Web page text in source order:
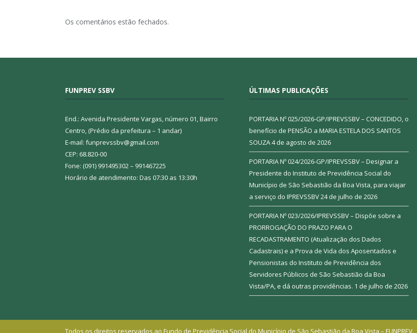
Os comentários estão fechados.
FUNPREV SSBV
End.: Avenida Presidente Vargas, número 01, Bairro
Centro, (Prédio da prefeitura – 1 andar)
E-mail: funprevssbv@gmail.com
CEP: 68.820-00
Fone: (091) 991495302 – 991467225
Horário de atendimento: Das 07:30 as 13:30h
ÚLTIMAS PUBLICAÇÕES
PORTARIA Nº 025/2026-GP/IPREVSSBV – CONCEDIDO, o
benefício de PENSÃO a MARIA ESTELA DOS SANTOS
SOUZA4 de agosto de 2026
PORTARIA Nº 024/2026-GP/IPREVSSBV – Designar a
Presidente do Instituto de Previdência Social do
Município de São Sebastião da Boa Vista, para viajar
a serviço do IPREVSSBV24 de julho de 2026
PORTARIA Nº 023/2026/IPREVSSBV – Dispõe sobre a
PRORROGAÇÃO DO PRAZO PARA O
RECADASTRAMENTO (Atualização dos Dados
Cadastrais) e a Prova de Vida dos Aposentados e
Pensionistas do Instituto de Previdência dos
Servidores Públicos de São Sebastião da Boa
Vista/PA, e dá outras providências. 1 de julho de 2026
Todos os direitos reservados ao Fundo de Previdência Social do Município de São Sebastião da Boa Vista – FUNPREV.